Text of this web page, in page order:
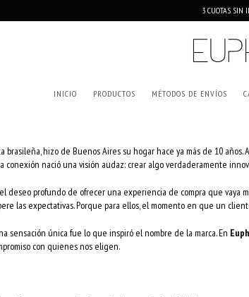
3 CUOTAS SIN
INICIO PRODUCTOS MÉTODOS DE ENVÍOS
brasileña, hizo de Buenos Aires su hogar hace ya más de 10 años.
conexión nació una visión audaz: crear algo verdaderamente
deseo profundo de ofrecer una experiencia de compra que
las expectativas. Porque para ellos, el momento en que un
sensación única fue lo que inspiró el nombre de la marca. En
con quienes nos eligen.